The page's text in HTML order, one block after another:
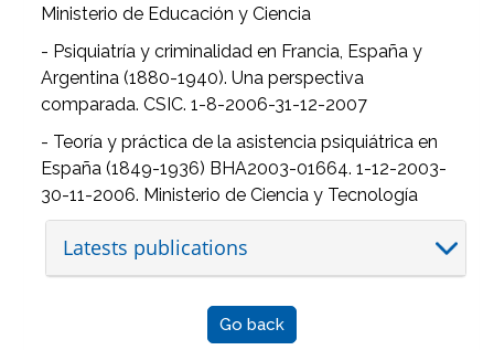
Ministerio de Educación y Ciencia
- Psiquiatría y criminalidad en Francia, España y
Argentina (1880-1940). Una perspectiva
comparada. CSIC. 1-8-2006-31-12-2007
- Teoría y práctica de la asistencia psiquiátrica en
España (1849-1936) BHA2003-01664. 1-12-2003-
30-11-2006. Ministerio de Ciencia y Tecnología
Latests publications
Go back